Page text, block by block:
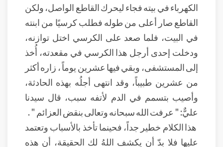
الكهرباء في بيته فجاء ليحرك القاطع الواصل، ولكن
القاطع صار أعلى من طوله فطلب كرسيًا من ابنته
في البيت، فلما صعد على الكرسي اختل توازنه،
ودخلت إحدى أرجل هذا الكرسي في مقعدته، أُخذ
إلى المستشفى، وبقي فيها عشرين يوماً ، زاره أكثر
من عشرين طبيباً، وقد انتهى أجلُه بهذه الحادثة،
وأصيب بتسمم في الدم لأتفه سبب، قال سيدنا
عليٌّ: " عرفت الله سبحانه وتعالى بنقض العزائم " .
هذا الكلام خطير جداً، فحينما تأخذ بالأسباب وتعتمد
عليها فلا بدّ أن يكشف اللهُ لك الحقيقة، أن هذه